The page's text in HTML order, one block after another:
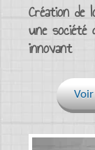
Création de
une société
innovant